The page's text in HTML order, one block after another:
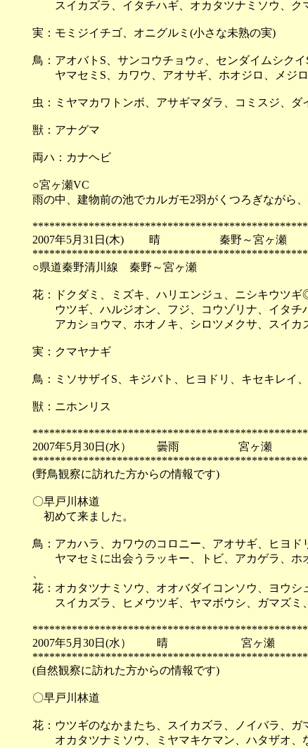
スイカズラ、イタチハギ、オカタツナミソウ、ク
実：モミジイチゴ、オニグルミ(小さな未熟の実)
鳥：アオバトS、サンコウチョウ♂、センダイムシクイ
ヤマセミS、カワウ、アオサギ、ホオジロ、メジ
虫：ミヤマカワトンボ、アサギマダラ、コミスジ、ダ
獣：アナグマ
両ハ：カナヘビ
○宮ヶ瀬VC
雨の中、建物前の池でカルガモ2羽がくつろぎながら、
2007年5月31日(木) 晴 秦野～宮ヶ瀬
○県道秦野清川線 秦野～宮ヶ瀬
花：ドクダミ、ミズキ、ハリエンジュ、ニシキウツ
ウツギ、ハルジオン、フジ、コウゾリナ、イタチ
アカショウマ、ホオノキ、シロツメクサ、スイカ
実：クマヤナギ
鳥：ミソサザイS、キジバト、ヒヨドリ、キセキレイ
獣：ニホンリス
2007年5月30日(水） 曇雨 宮ヶ瀬
(野鳥観察に訪れた方からの情報です)
〇早戸川林道
初めて来ました。
鳥：アカハラ、カワウのコロニー、アオサギ、ヒヨ
ヤマセミに出会うラッキー、トビ、アカゲラ、ホ
花：オカタツナミソウ、オオバダイコンソウ、ヨウ
スイカズラ、ヒメウツギ、ヤマボウシ、ガマズミ
2007年5月30日(水） 晴 宮ヶ瀬
(自然観察に訪れた方からの情報です)
〇早戸川林道
花：ウツギのなかまたち、スイカズラ、ノイバラ、ガ
オカタツナミソウ、ミヤマキケマン、ハタザオ、